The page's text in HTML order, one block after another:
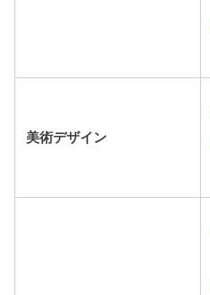
美術デザイン